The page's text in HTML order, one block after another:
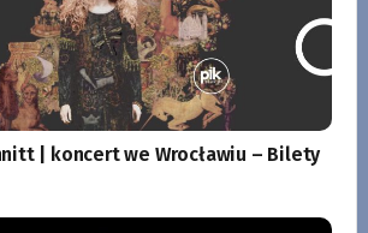
| koncert we Wrocławiu – Bilety